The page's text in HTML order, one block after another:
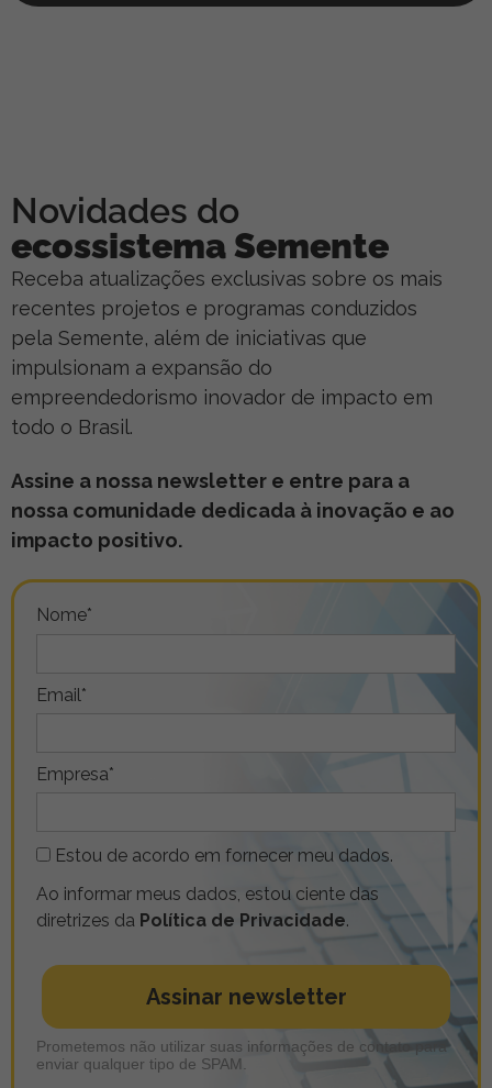
Novidades do
ecossistema Semente
Receba atualizações exclusivas sobre os mais
recentes projetos e programas conduzidos
pela Semente, além de iniciativas que
impulsionam a expansão do
empreendedorismo inovador de impacto em
todo o Brasil.
Assine a nossa newsletter e entre para a
nossa comunidade dedicada à inovação e ao
impacto positivo.
Nome*
Email*
Empresa*
Estou de acordo em fornecer meu dados.
Ao informar meus dados, estou ciente das
diretrizes da Política de Privacidade.
Assinar newsletter
Prometemos não utilizar suas informações de contato para
enviar qualquer tipo de SPAM.